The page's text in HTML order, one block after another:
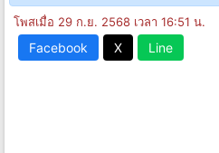
โพสเมื่อ 29 ก.ย. 2568 เวลา 16:51 น.
Facebook X Line